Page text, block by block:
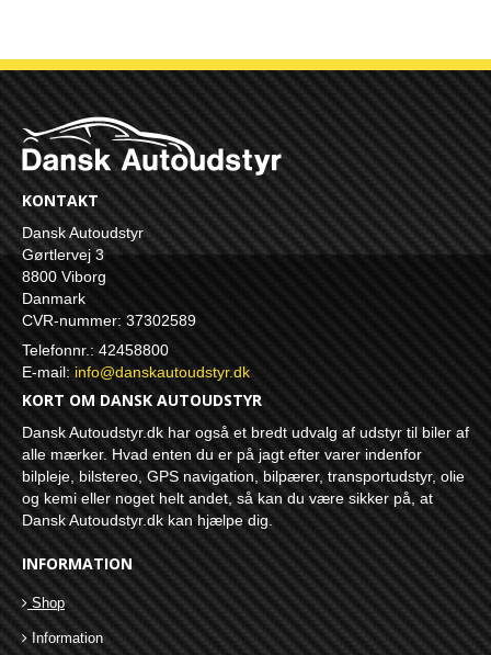
KONTAKT
Dansk Autoudstyr
Gørtlervej 3
8800 Viborg
Danmark
CVR-nummer: 37302589
Telefonnr.: 42458800
E-mail: info@danskautoudstyr.dk
KORT OM DANSK AUTOUDSTYR
Dansk Autoudstyr.dk har også et bredt udvalg af udstyr til biler af
alle mærker. Hvad enten du er på jagt efter varer indenfor
bilpleje, bilstereo, GPS navigation, bilpærer, transportudstyr, olie
og kemi eller noget helt andet, så kan du være sikker på, at
Dansk Autoudstyr.dk kan hjælpe dig.
INFORMATION
Shop
Information